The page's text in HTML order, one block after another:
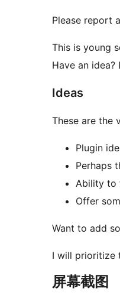
Please report
This is young
Have an idea?
Ideas
These are the
Plugin
Perhaps
Ability to
Offer
Want to add
I will prioritize
屏幕截图